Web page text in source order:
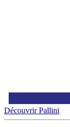
Découvrir Pallini